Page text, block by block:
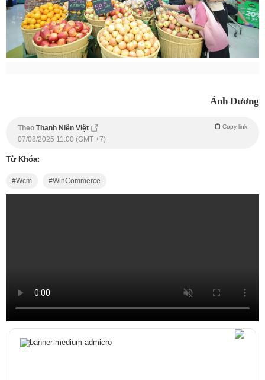
Ánh Dương
Theo Thanh Niên Việt Copy link
07/08/2025 11:00 (GMT +7)
Từ Khóa:
Wcm WinCommerce